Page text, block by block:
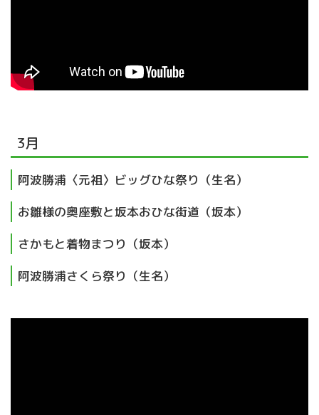
3月
阿波勝浦〈元祖〉ビッグひな祭り（生名）
お雛様の奥座敷と坂本おひな街道（坂本）
さかもと着物まつり（坂本）
阿波勝浦さくら祭り（生名）